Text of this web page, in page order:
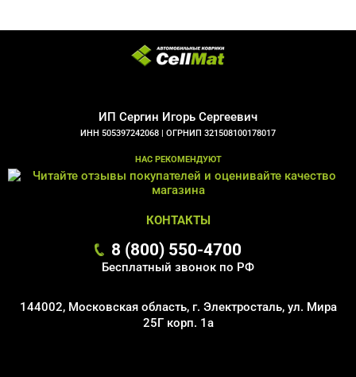
ИП Сергин Игорь Сергеевич
ИНН 505397242068 | ОГРНИП 321508100178017
НАС РЕКОМЕНДУЮТ
КОНТАКТЫ
8 (800) 550-4700
Бесплатный звонок по РФ
144002, Московская область, г. Электросталь, ул. Мира
25Г корп. 1а